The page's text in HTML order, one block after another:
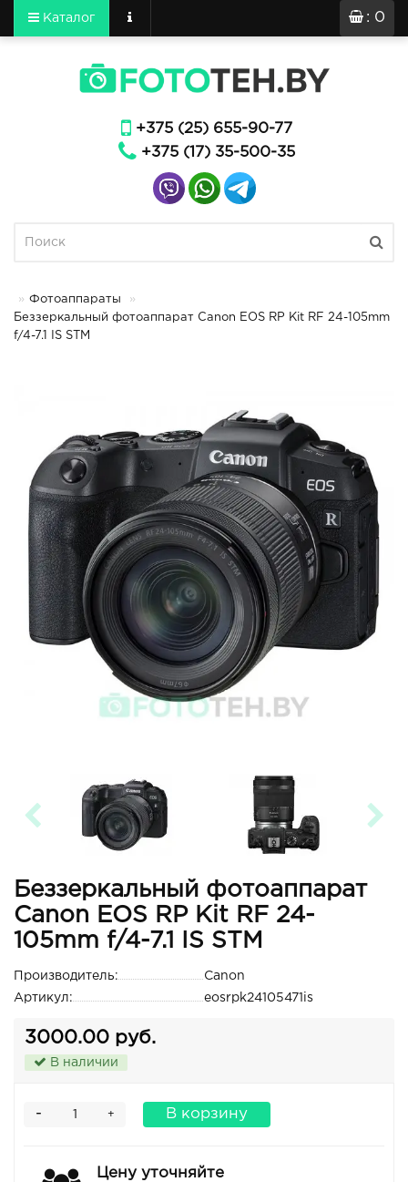
: 0
Каталог
+375 (25) 655-90-77
+375 (17) 35-500-35
Фотоаппараты
Беззеркальный фотоаппарат Canon EOS RP Kit RF 24-105mm
f/4-7.1 IS STM
Беззеркальный фотоаппарат
Canon EOS RP Kit RF 24-
105mm f/4-7.1 IS STM
Производитель:
Canon
Артикул:
eosrpk24105471is
3000.00 руб.
В наличии
+
- В корзину
Цену уточняйте